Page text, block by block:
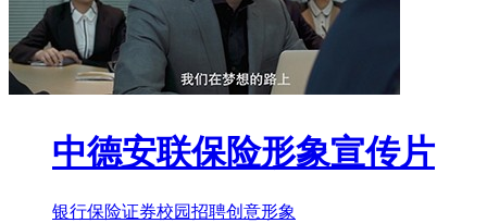
中德安联保险形象宣传片
银行保险证券校园招聘创意形象